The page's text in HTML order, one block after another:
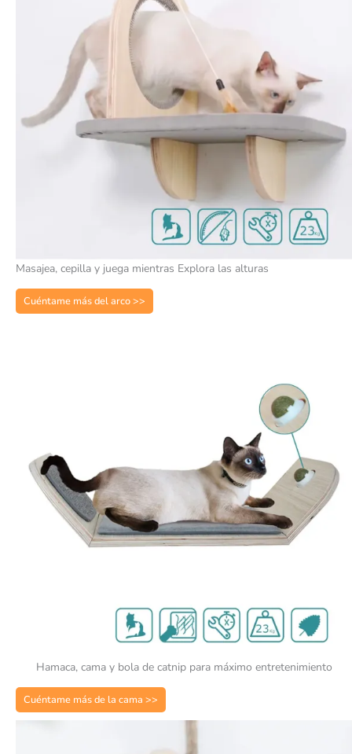
Masajea, cepilla y juega mientras Explora las alturas
Cuéntame más del arco >>
Hamaca, cama y bola de catnip para máximo entretenimiento
Cuéntame más de la cama >>